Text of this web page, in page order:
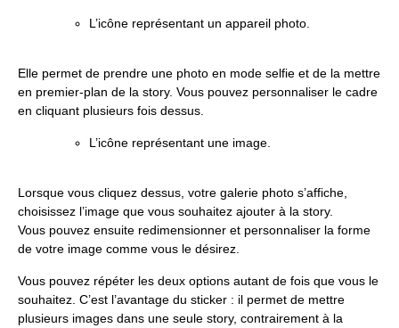
L’icône représentant un appareil photo.
Elle permet de prendre une photo en mode selfie et de la mettre
en premier-plan de la story. Vous pouvez personnaliser le cadre
en cliquant plusieurs fois dessus.
L’icône représentant une image.
Lorsque vous cliquez dessus, votre galerie photo s’affiche,
choisissez l’image que vous souhaitez ajouter à la story.
Vous pouvez ensuite redimensionner et personnaliser la forme
de votre image comme vous le désirez.
Vous pouvez répéter les deux options autant de fois que vous le
souhaitez. C’est l’avantage du sticker : il permet de mettre
plusieurs images dans une seule story, contrairement à la